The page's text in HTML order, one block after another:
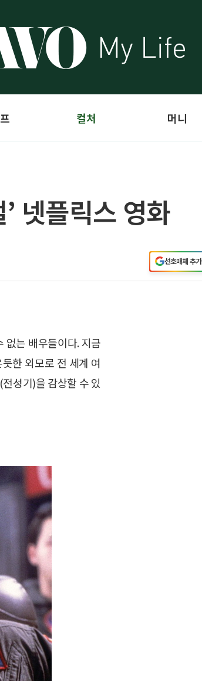
컬처 머니
넷플릭스 영화
선호매체 추가
없는 배우들이다. 지금
한 외모로 전 세계 여
성기)을 감상할 수 있